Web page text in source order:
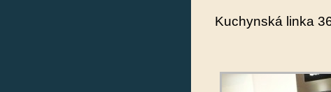
Kuchynská linka